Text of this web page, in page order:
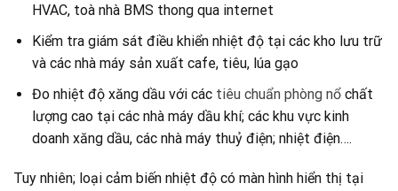
HVAC, toà nhà BMS thong qua internet
Kiểm tra giám sát điều khiển nhiệt độ tại các kho lưu trữ
và các nhà máy sản xuất cafe, tiêu, lúa gạo
Đo nhiệt độ xăng dầu với các tiêu chuẩn phòng nổchất
lượng cao tại các nhà máy dầu khí; các khu vực kinh
doanh xăng dầu, các nhà máy thuỷ điện; nhiệt điện….
Tuy nhiên; loại cảm biến nhiệt độ có màn hình hiển thị tại